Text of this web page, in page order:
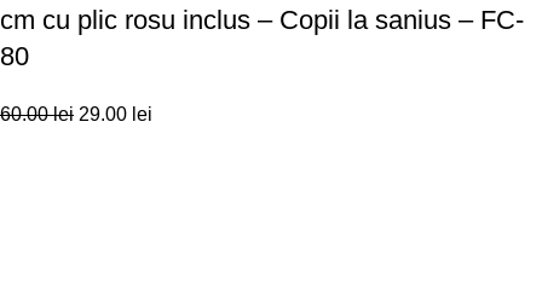
cm cu plic rosu inclus – Copii la sanius – FC-
80
60.00lei 29.00 lei